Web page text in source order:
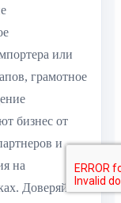
или
грамотное
бизнес от
и
на
Доверяйте